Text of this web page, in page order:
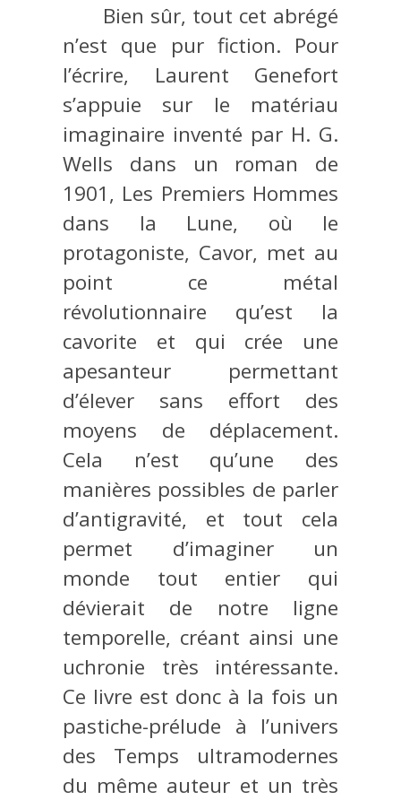
Bien sûr, tout cet abrégé
n’est que pur fiction. Pour
l’écrire, Laurent Genefort
s’appuie sur le matériau
imaginaire inventé par H. G.
Wells dans un roman de
1901, Les Premiers Hommes
dans la Lune, où le
protagoniste, Cavor, met au
point ce métal
révolutionnaire qu’est la
cavorite et qui crée une
apesanteur permettant
d’élever sans effort des
moyens de déplacement.
Cela n’est qu’une des
manières possibles de parler
d’antigravité, et tout cela
permet d’imaginer un
monde tout entier qui
dévierait de notre ligne
temporelle, créant ainsi une
uchronie très intéressante.
Ce livre est donc à la fois un
pastiche-prélude à l’univers
des Temps ultramodernes
du même auteur et un très